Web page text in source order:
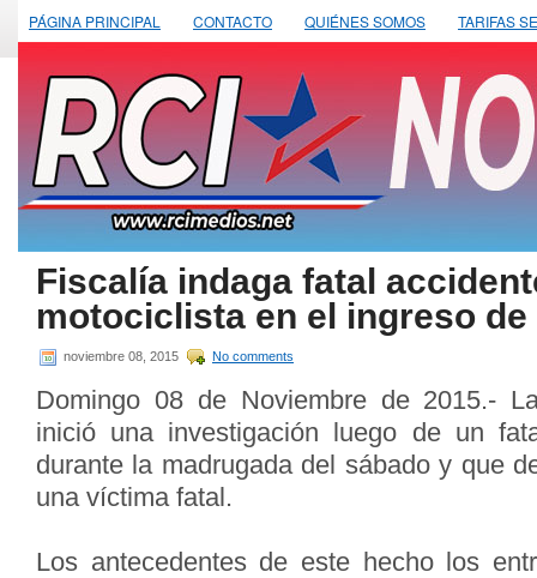
PÁGINA PRINCIPAL CONTACTO QUIÉNES SOMOS TARIFAS
Fiscalía indaga fatal
motociclista en el ingreso de
noviembre 08, 2015 No comments
Domingo 08 de Noviembre de 2015.-
inició una investigación luego de un
durante la madrugada del sábado y que
una víctima fatal.
Los antecedentes de este hecho los